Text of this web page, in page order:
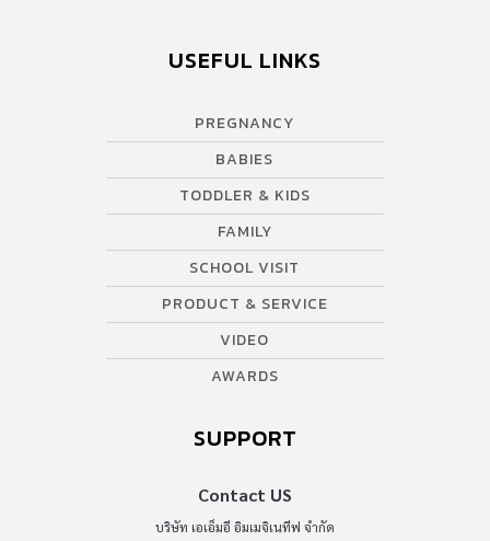
USEFUL LINKS
PREGNANCY
BABIES
TODDLER & KIDS
FAMILY
SCHOOL VISIT
PRODUCT & SERVICE
VIDEO
AWARDS
SUPPORT
Contact US
บริษัท เอเอ็มอี อิมเมจิเนทีฟ จำกัด